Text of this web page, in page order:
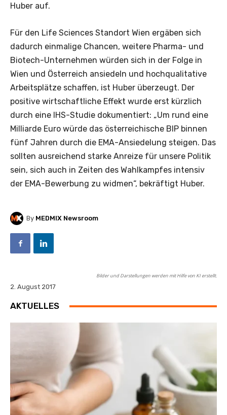
Huber auf.
Für den Life Sciences Standort Wien ergäben sich
dadurch einmalige Chancen, weitere Pharma- und
Biotech-Unternehmen würden sich in der Folge in
Wien und Österreich ansiedeln und hochqualitative
Arbeitsplätze schaffen, ist Huber überzeugt. Der
positive wirtschaftliche Effekt wurde erst kürzlich
durch eine IHS-Studie dokumentiert: „Um rund eine
Milliarde Euro würde das österreichische BIP binnen
fünf Jahren durch die EMA-Ansiedelung steigen. Das
sollten ausreichend starke Anreize für unsere Politik
sein, sich auch in Zeiten des Wahlkampfes intensiv
der EMA-Bewerbung zu widmen“, bekräftigt Huber.
By MEDMIX Newsroom
Bilder und Darstellungen werden mit Hilfe von KI erstellt.
2. August 2017
AKTUELLES